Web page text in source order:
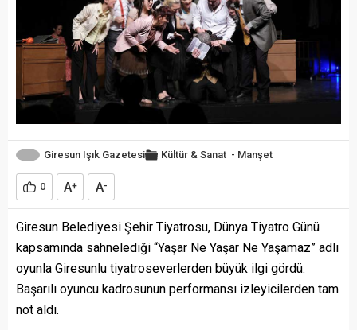
Giresun Işık Gazetesi Kültür & Sanat - Manşet
0 A+ A-
Giresun Belediyesi Şehir Tiyatrosu, Dünya Tiyatro Günü
kapsamında sahnelediği “Yaşar Ne Yaşar Ne Yaşamaz” adlı
oyunla Giresunlu tiyatroseverlerden büyük ilgi gördü.
Başarılı oyuncu kadrosunun performansı izleyicilerden tam
not aldı.